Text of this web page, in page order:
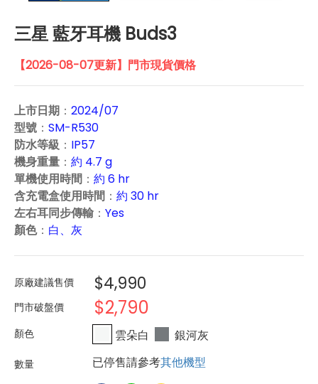
三星 藍牙耳機 Buds3
【2026-08-07更新】門市現貨價格
上市日期 ： 2024/07
型號 ： SM-R530
防水等級 ： IP57
機身重量 ： 約 4.7 g
單機使用時間 ： 約 6 hr
含充電盒使用時間 ： 約 30 hr
左右耳同步傳輸 ： Yes
顏色： 白、灰
原廠建議售價 $4,990
門市破盤價 $2,790
雲朵白
銀河灰
已停售請參考其他機型